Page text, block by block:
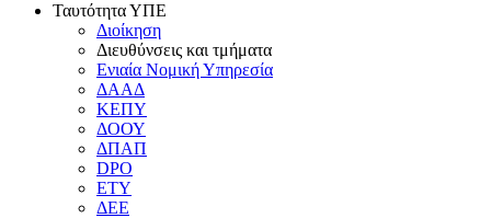
Ταυτότητα ΥΠΕ
Διοίκηση
Διευθύνσεις και τμήματα
Ενιαία Νομική Υπηρεσία
ΔΑΑΔ
ΚΕΠΥ
ΔΟΟΥ
ΔΠΑΠ
DPO
ΕΤΥ
ΔΕΕ